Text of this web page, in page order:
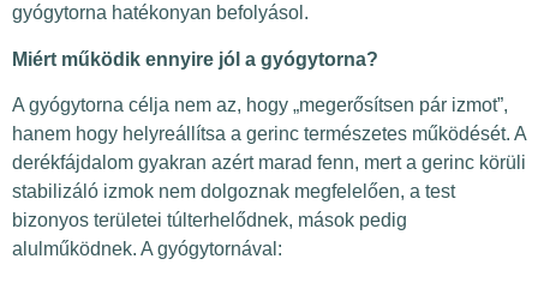
gyógytorna hatékonyan befolyásol.
Miért működik ennyire jól a gyógytorna?
A gyógytorna célja nem az, hogy „megerősítsen pár izmot”,
hanem hogy helyreállítsa a gerinc természetes működését. A
derékfájdalom gyakran azért marad fenn, mert a gerinc körüli
stabilizáló izmok nem dolgoznak megfelelően, a test
bizonyos területei túlterhelődnek, mások pedig
alulműködnek. A gyógytornával: